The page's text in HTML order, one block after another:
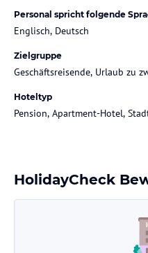
Personal spricht folgende
Englisch, Deutsch
Zielgruppe
Geschäftsreisende, Urlaub zu
Hoteltyp
Pension, Apartment-Hotel,
HolidayCheck